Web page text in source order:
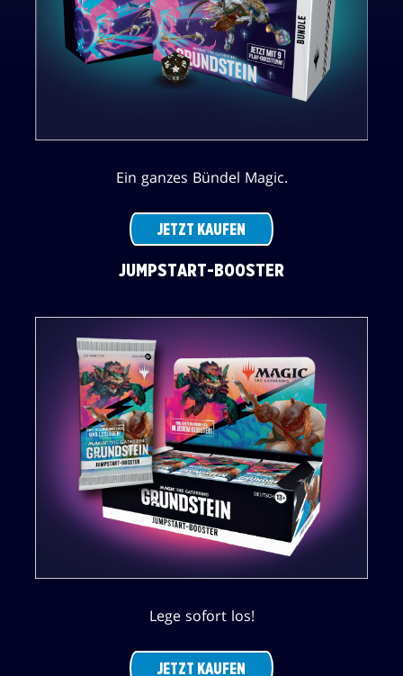
Ein ganzes Bündel Magic.
JETZT KAUFEN
JUMPSTART-BOOSTER
Lege sofort los!
JETZT KAUFEN